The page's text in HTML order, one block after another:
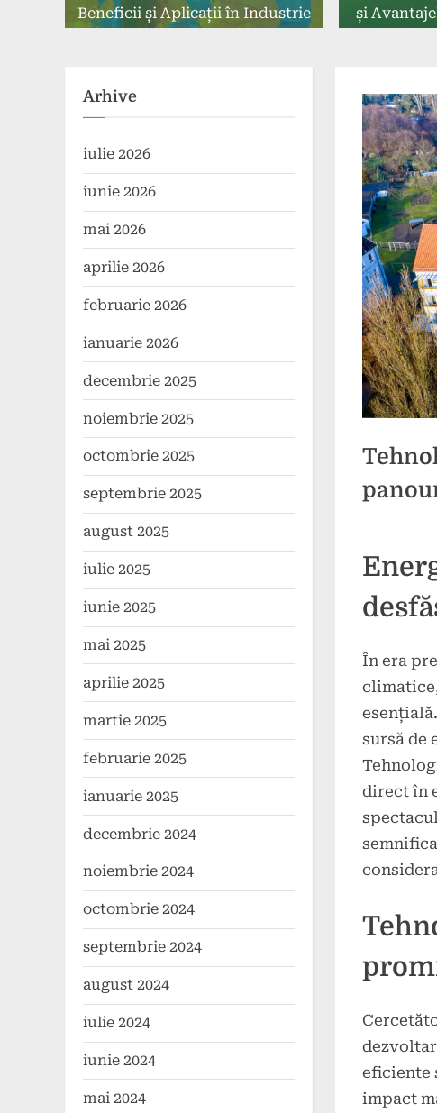
Beneficii și Aplicații în Industrie
și
on
noiembrie
2024
În era
sursă de
direct în
eficiente
impact
Arhive
iulie 2026
iunie 2026
mai 2026
aprilie 2026
februarie 2026
ianuarie 2026
decembrie 2025
noiembrie 2025
octombrie 2025
septembrie 2025
august 2025
iulie 2025
iunie 2025
mai 2025
aprilie 2025
martie 2025
februarie 2025
ianuarie 2025
decembrie 2024
noiembrie 2024
octombrie 2024
septembrie 2024
august 2024
iulie 2024
iunie 2024
mai 2024